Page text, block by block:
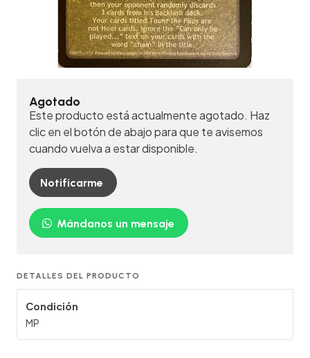
Agotado
Este producto está actualmente agotado. Haz
clic en el botón de abajo para que te avisemos
cuando vuelva a estar disponible.
Notificarme
Mándanos un mensaje
DETALLES DEL PRODUCTO
Condición
MP